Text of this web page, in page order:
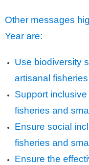
Other messages
Year are:
Use biodiversity
artisanal
Support
fisheries and
Ensure social
fisheries and
Ensure the